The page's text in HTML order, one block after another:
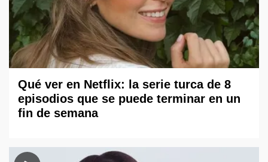
Qué ver en Netflix: la serie turca de 8
episodios que se puede terminar en un
fin de semana